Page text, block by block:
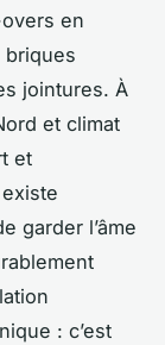
en
briques
jointures. À
et climat
et
garder l’âme
: c’est